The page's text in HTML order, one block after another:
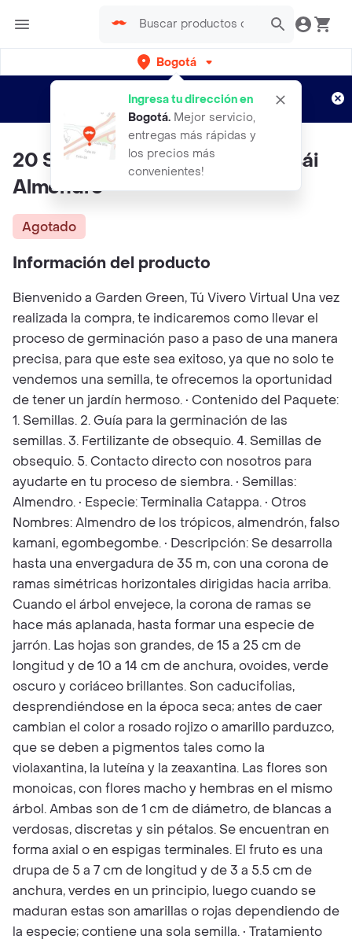
Bogotá
Ingresa tu dirección en
Bogotá. Mejor servicio,
entregas más rápidas y
los precios más
convenientes!
envíos gratis por semanas
Aplican TyC
20 Semillas Orgánicas De Bonsái
Almendro
Agotado
Información del producto
Bienvenido a Garden Green, Tú Vivero Virtual Una vez
realizada la compra, te indicaremos como llevar el
proceso de germinación paso a paso de una manera
precisa, para que este sea exitoso, ya que no solo te
vendemos una semilla, te ofrecemos la oportunidad
de tener un jardín hermoso. • Contenido del Paquete:
1. Semillas. 2. Guía para la germinación de las
semillas. 3. Fertilizante de obsequio. 4. Semillas de
obsequio. 5. Contacto directo con nosotros para
ayudarte en tu proceso de siembra. • Semillas:
Almendro. • Especie: Terminalia Catappa. • Otros
Nombres: Almendro de los trópicos, almendrón, falso
kamani, egombegombe. • Descripción: Se desarrolla
hasta una envergadura de 35 m, con una corona de
ramas simétricas horizontales dirigidas hacia arriba.
Cuando el árbol envejece, la corona de ramas se
hace más aplanada, hasta formar una especie de
jarrón. Las hojas son grandes, de 15 a 25 cm de
longitud y de 10 a 14 cm de anchura, ovoides, verde
oscuro y coriáceo brillantes. Son caducifolias,
desprendiéndose en la época seca; antes de caer
cambian el color a rosado rojizo o amarillo parduzco,
que se deben a pigmentos tales como la
violaxantina, la luteína y la zeaxantina. Las flores son
monoicas, con flores macho y hembras en el mismo
árbol. Ambas son de 1 cm de diámetro, de blancas a
verdosas, discretas y sin pétalos. Se encuentran en
forma axial o en espigas terminales. El fruto es una
drupa de 5 a 7 cm de longitud y de 3 a 5.5 cm de
anchura, verdes en un principio, luego cuando se
maduran estas son amarillas o rojas dependiendo de
la especie; contiene una sola semilla. • Tratamiento